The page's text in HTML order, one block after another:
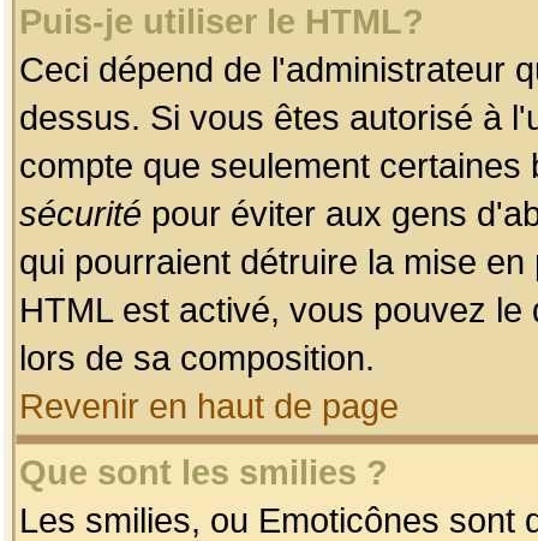
Puis-je utiliser le HTML?
Ceci dépend de l'administrateur
dessus. Si vous êtes autorisé à
compte que seulement
sécurité pour éviter aux gens
qui pourraient détruire la mise
HTML est activé, vous pouvez
lors de sa composition.
Revenir en haut de page
Que sont les smilies ?
Les smilies, ou Emoticônes sont